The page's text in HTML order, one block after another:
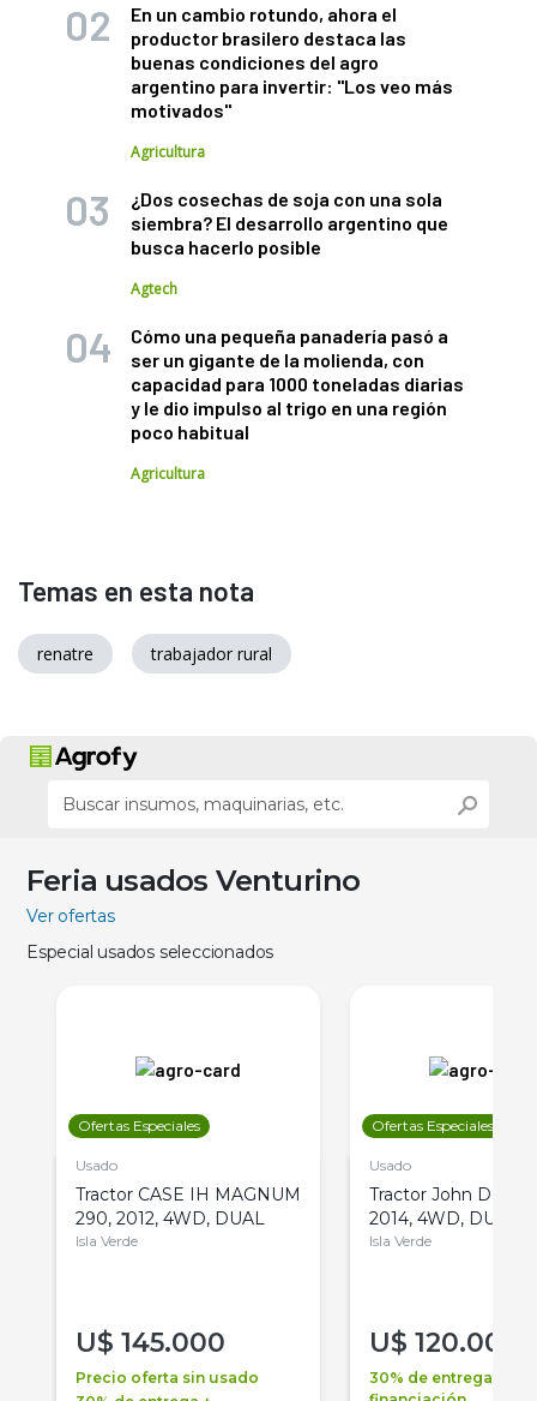
En un cambio rotundo, ahora el
productor brasilero destaca las
buenas condiciones del agro
argentino para invertir: "Los veo más
motivados"
Agricultura
¿Dos cosechas de soja con una sola
siembra? El desarrollo argentino que
busca hacerlo posible
Agtech
Cómo una pequeña panadería pasó a
ser un gigante de la molienda, con
capacidad para 1000 toneladas diarias
y le dio impulso al trigo en una región
poco habitual
Agricultura
Temas en esta nota
renatre trabajador rural
Feria usados Venturino
Ver ofertas
Especial usados seleccionados
Ofertas Especiales
Usado
Tractor CASE IH MAGNUM
290, 2012, 4WD, DUAL
Isla Verde
U$ 145.000
Precio oferta sin usado
Ofertas Especiales
Usado
Tractor John Deere
2014, 4WD, DUAL
Isla Verde
U$ 120.000
30% de entrega +